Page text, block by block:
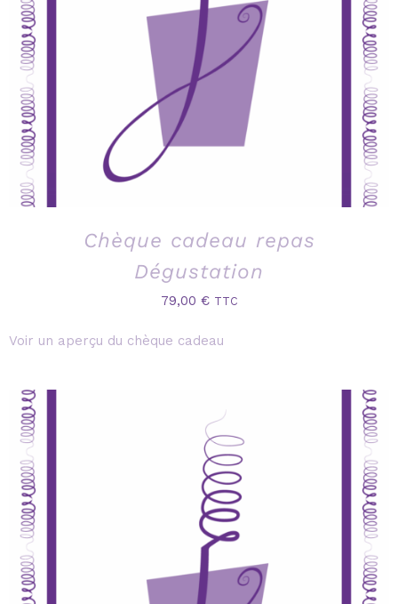
Chèque cadeau repas
Dégustation
79,00 € TTC
Voir un aperçu du chèque cadeau